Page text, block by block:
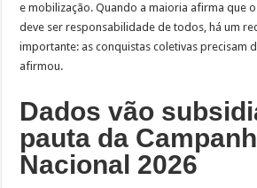
e mobilização. Quando a maioria afirma que
deve ser responsabilidade de todos, há um
importante: as conquistas coletivas precisam
afirmou.
Dados vão
pauta da
Nacional 2026